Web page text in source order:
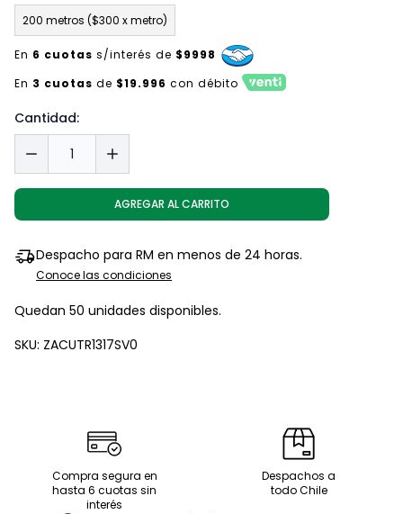
200 metros ($300 x metro)
En 6 cuotas s/interés de $9998
En 3 cuotas de $19.996 con débito
Cantidad:
AGREGAR AL CARRITO
Despacho para RM en menos de 24 horas.
Conoce las condiciones
Quedan 50 unidades disponibles.
SKU: ZACUTR1317SV0
Compra segura en
hasta 6 cuotas sin
interés
Despachos a
todo Chile